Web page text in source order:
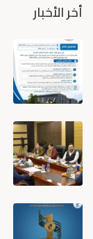
أخر الأخبار